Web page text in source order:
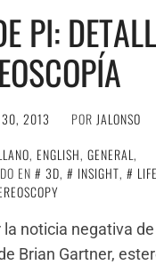
PI:
30, 2013 POR JALONSO
, ENGLISH, GENERAL,
EN 3D, INSIGHT,
noticia negativa
Brian Gartner,